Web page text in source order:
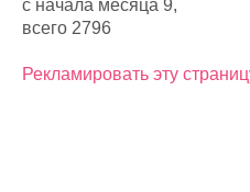
с начала месяца 9,
всего 2796
Рекламировать эту